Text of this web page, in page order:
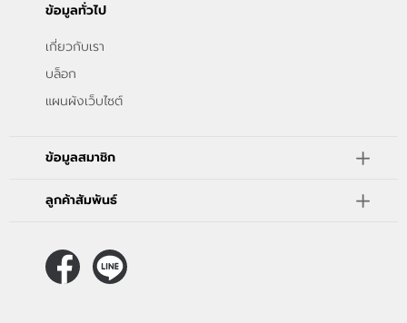
ข่าวสาร
ข้อมูลทั่วไป
เกี่ยวกับเรา
บล็อก
แผนผังเว็บไซต์
ข้อมูลสมาชิก
ลูกค้าสัมพันธ์